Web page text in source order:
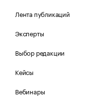
Лента публикаций
Эксперты
Выбор редакции
Кейсы
Вебинары